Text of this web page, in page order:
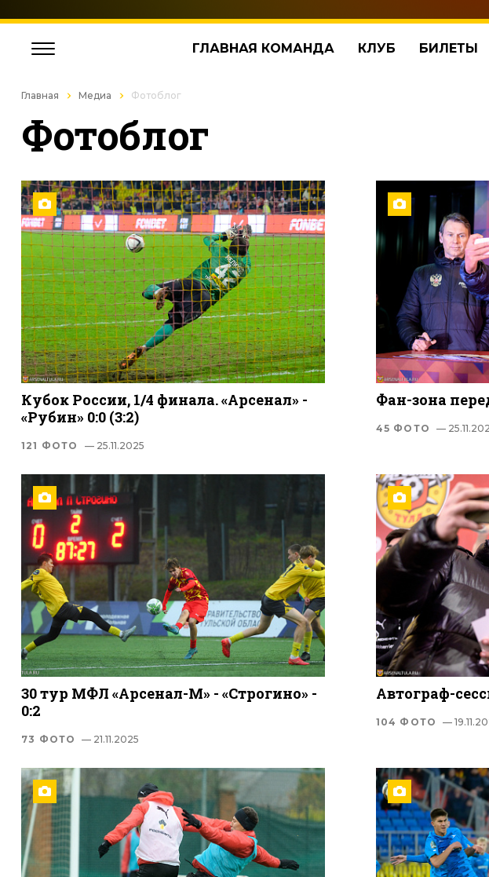
ГЛАВНАЯ КОМАНДА КЛУБ БИЛЕТЫ
Главная Медиа Фотоблог
Фотоблог
Кубок России, 1/4 финала. «Арсенал» -
«Рубин» 0:0 (3:2)
121 ФОТО — 25.11.2025
Фан-зона
45 ФОТО —
30 тур МФЛ «Арсенал-М» - «Строгино» -
0:2
73 ФОТО — 21.11.2025
Автограф-
104 ФОТО —